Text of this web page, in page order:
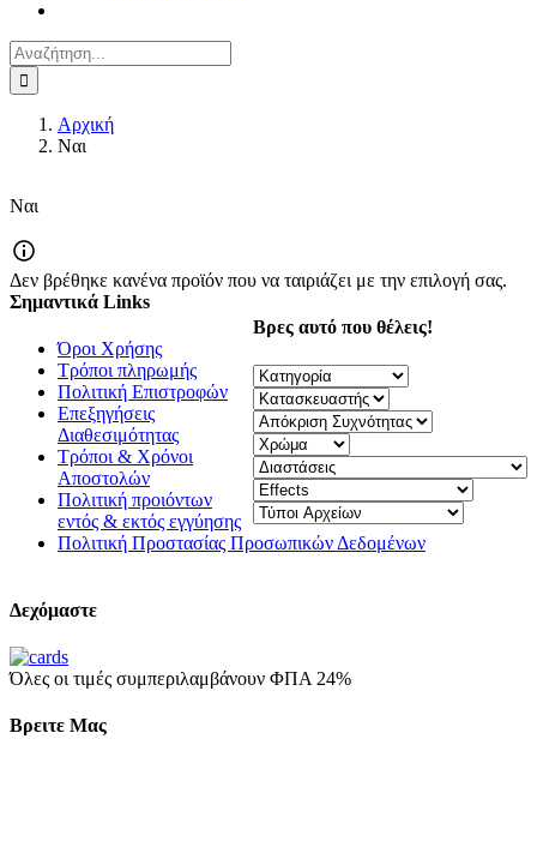
Αναζήτηση
για:
Αρχική
Ναι
Ναι
Δεν βρέθηκε κανένα προϊόν που να ταιριάζει με την επιλογή σας.
Βρες αυτό που θέλεις!
Σημαντικά Links
Όροι Χρήσης
Τρόποι πληρωμής
Πολιτική Επιστροφών
Επεξηγήσεις
Διαθεσιμότητας
Τρόποι & Χρόνοι
Αποστολών
Πολιτική προιόντων
εντός & εκτός εγγύησης
Πολιτική Προστασίας Προσωπικών Δεδομένων
Δεχόμαστε
Όλες οι τιμές συμπεριλαμβάνουν ΦΠΑ 24%
Βρειτε Μας